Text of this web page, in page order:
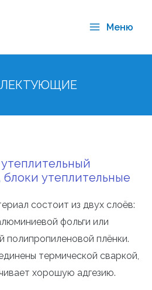
Меню
утеплительные
состоит из двух слоёв:
фольги или
полипропиленовой плёнки.
термической сваркой,
хорошую адгезию.